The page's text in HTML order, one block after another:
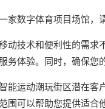
家数字体育项目场馆，
动技术和便利性的需求
务体验。同时，确保您
能运动潮玩街区潜在客
围可以帮助您提供适合